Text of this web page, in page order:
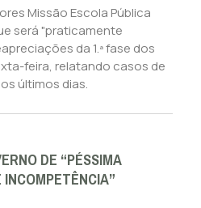
Missão Escola Pública
será "praticamente
da 1.ª fase dos
feira, relatando casos de
últimos dias.
DE “PÉSSIMA